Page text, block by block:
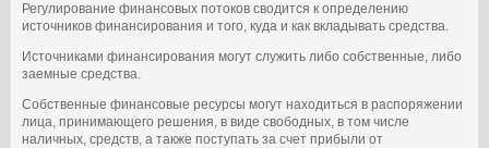
Регулирование финансовых потоков сводится к определению
источников финансирования и того, куда и как вкладывать средства.
Источниками финансирования могут служить либо собственные, либо
заемные средства.
Собственные финансовые ресурсы могут находиться в распоряжении
лица, принимающего решения, в виде свободных, в том числе
наличных, средств, а также поступать за счет прибыли от